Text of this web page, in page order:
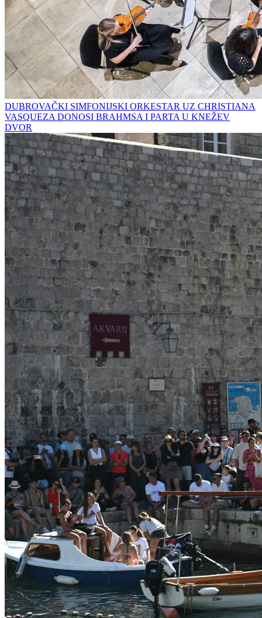
DUBROVAČKI SIMFONIJSKI ORKESTAR UZ CHRISTIANA
VASQUEZA DONOSI BRAHMSA I PARTA U KNEŽEV
DVOR